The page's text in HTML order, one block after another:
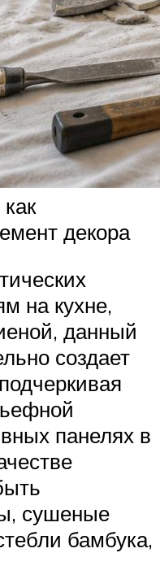
декора
на кухне,
данный
создает
панелях в
сушеные
бамбука,